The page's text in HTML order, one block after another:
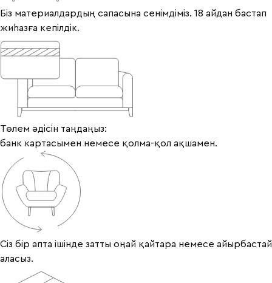
Біз материалдардың сапасына сенімдіміз. 18 айдан бастап
жиһазға кепілдік.
Төлем әдісін таңдаңыз:
банк картасымен немесе қолма-қол ақшамен.
Сіз бір апта ішінде затты оңай қайтара немесе айырбастай
аласыз.